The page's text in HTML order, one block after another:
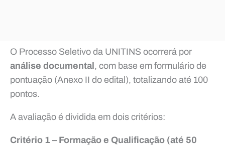
O Processo Seletivo da UNITINS ocorrerá por
análise documental, com base em formulário de
pontuação (Anexo II do edital), totalizando até 100
pontos.
A avaliação é dividida em dois critérios:
Critério 1 – Formação e Qualificação (até 50